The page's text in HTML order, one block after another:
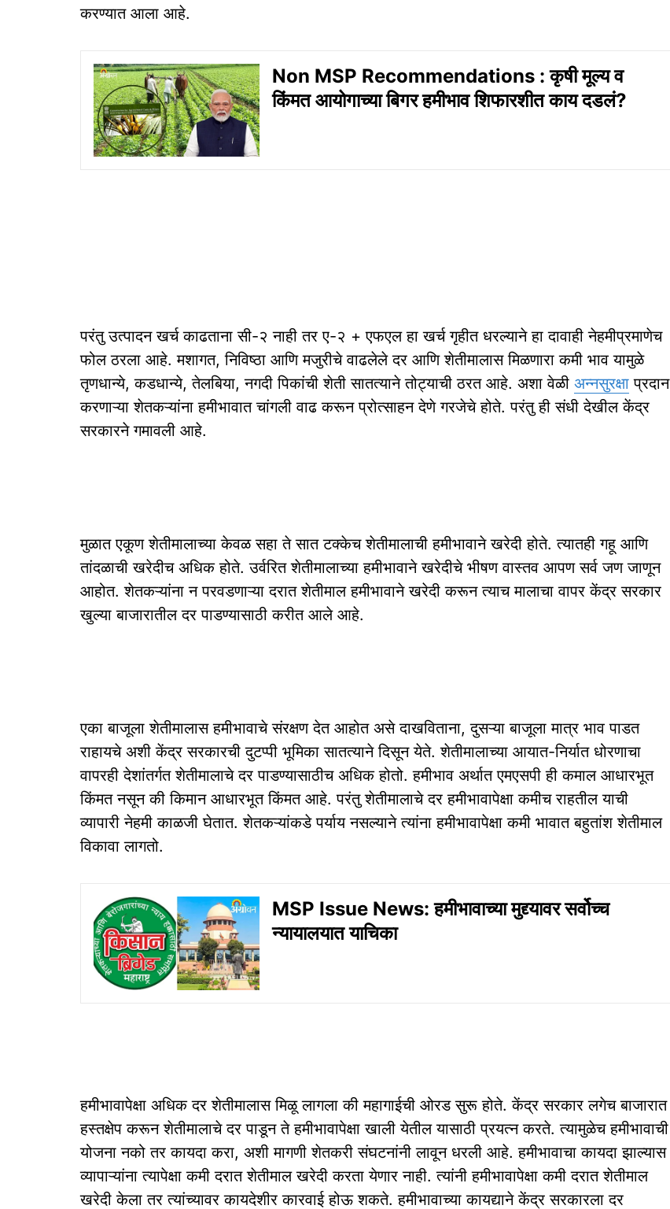
करण्यात आला आहे.
Non MSP Recommendations : कृषी मूल्य व
किंमत आयोगाच्या बिगर हमीभाव शिफारशीत काय दडलं?
परंतु उत्पादन खर्च काढताना सी-२ नाही तर ए-२ + एफएल हा खर्च गृहीत धरल्याने हा दावाही नेहमीप्रमाणेच
फोल ठरला आहे. मशागत, निविष्ठा आणि मजुरीचे वाढलेले दर आणि शेतीमालास मिळणारा कमी भाव यामुळे
तृणधान्ये, कडधान्ये, तेलबिया, नगदी पिकांची शेती सातत्याने तोट्याची ठरत आहे. अशा वेळी अन्नसुरक्षा प्रदान
करणाऱ्या शेतकऱ्यांना हमीभावात चांगली वाढ करून प्रोत्साहन देणे गरजेचे होते. परंतु ही संधी देखील केंद्र
सरकारने गमावली आहे.
मुळात एकूण शेतीमालाच्या केवळ सहा ते सात टक्केच शेतीमालाची हमीभावाने खरेदी होते. त्यातही गहू आणि
तांदळाची खरेदीच अधिक होते. उर्वरित शेतीमालाच्या हमीभावाने खरेदीचे भीषण वास्तव आपण सर्व जण जाणून
आहोत. शेतकऱ्यांना न परवडणाऱ्या दरात शेतीमाल हमीभावाने खरेदी करून त्याच मालाचा वापर केंद्र सरकार
खुल्या बाजारातील दर पाडण्यासाठी करीत आले आहे.
एका बाजूला शेतीमालास हमीभावाचे संरक्षण देत आहोत असे दाखविताना, दुसऱ्या बाजूला मात्र भाव पाडत
राहायचे अशी केंद्र सरकारची दुटप्पी भूमिका सातत्याने दिसून येते. शेतीमालाच्या आयात-निर्यात धोरणाचा
वापरही देशांतर्गत शेतीमालाचे दर पाडण्यासाठीच अधिक होतो. हमीभाव अर्थात एमएसपी ही कमाल आधारभूत
किंमत नसून की किमान आधारभूत किंमत आहे. परंतु शेतीमालाचे दर हमीभावापेक्षा कमीच राहतील याची
व्यापारी नेहमी काळजी घेतात. शेतकऱ्यांकडे पर्याय नसल्याने त्यांना हमीभावापेक्षा कमी भावात बहुतांश शेतीमाल
विकावा लागतो.
MSP Issue News: हमीभावाच्या मुद्द्यावर सर्वोच्च
न्यायालयात याचिका
हमीभावापेक्षा अधिक दर शेतीमालास मिळू लागला की महागाईची ओरड सुरू होते. केंद्र सरकार लगेच बाजारात
हस्तक्षेप करून शेतीमालाचे दर पाडून ते हमीभावापेक्षा खाली येतील यासाठी प्रयत्न करते. त्यामुळेच हमीभावाची
योजना नको तर कायदा करा, अशी मागणी शेतकरी संघटनांनी लावून धरली आहे. हमीभावाचा कायदा झाल्यास
व्यापाऱ्यांना त्यापेक्षा कमी दरात शेतीमाल खरेदी करता येणार नाही. त्यांनी हमीभावापेक्षा कमी दरात शेतीमाल
खरेदी केला तर त्यांच्यावर कायदेशीर कारवाई होऊ शकते. हमीभावाच्या कायद्याने केंद्र सरकारला दर